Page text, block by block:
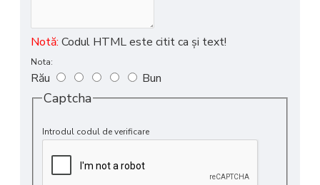
Notă: Codul HTML este citit ca şi text!
Nota:
Rău Bun
Captcha
Introdul codul de verificare